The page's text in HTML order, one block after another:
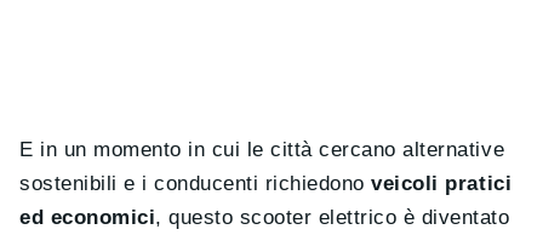
E in un momento in cui le città cercano alternative
sostenibili e i conducenti richiedonoveicoli pratici
ed economici, questo scooter elettrico è diventato